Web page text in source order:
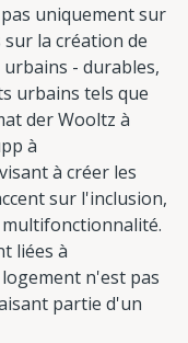
uniquement sur
la création de
- durables,
urbains tels que
der Wooltz à
à
à créer les
sur l'inclusion,
liées à
n'est pas
partie d'un